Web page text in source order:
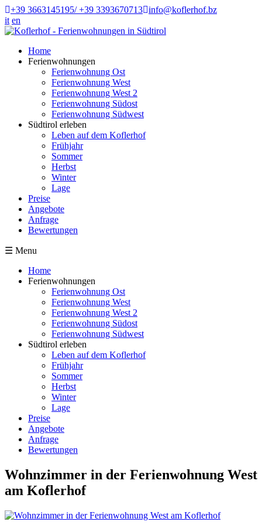
+39 3663145195/ +39 3393670713 info@koflerhof.bz
it en
Home
Ferienwohnungen
Ferienwohnung Ost
Ferienwohnung West
Ferienwohnung West 2
Ferienwohnung Südost
Ferienwohnung Südwest
Südtirol erleben
Leben auf dem Koflerhof
Frühjahr
Sommer
Herbst
Winter
Lage
Preise
Angebote
Anfrage
Bewertungen
☰ Menu
Home
Ferienwohnungen
Ferienwohnung Ost
Ferienwohnung West
Ferienwohnung West 2
Ferienwohnung Südost
Ferienwohnung Südwest
Südtirol erleben
Leben auf dem Koflerhof
Frühjahr
Sommer
Herbst
Winter
Lage
Preise
Angebote
Anfrage
Bewertungen
Wohnzimmer in der Ferienwohnung West
am Koflerhof